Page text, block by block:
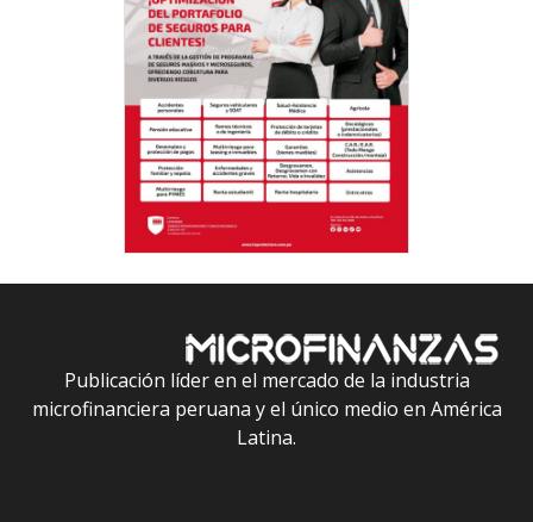
Publicación líder en el mercado de la industria
microfinanciera peruana y el único medio en América
Latina.